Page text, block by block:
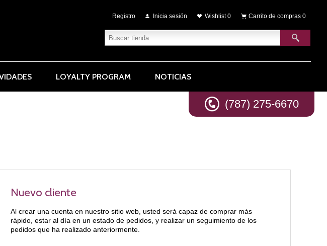
Registro Inicia sesión Wishlist 0 Carrito de compras 0
(787) 275-6670
LOYALTY PROGRAM NOTICIAS
Nuevo cliente
Al crear una cuenta en nuestro sitio web, usted será capaz de comprar más
rápido, estar al día en un estado de pedidos, y realizar un seguimiento de los
pedidos que ha realizado anteriormente.